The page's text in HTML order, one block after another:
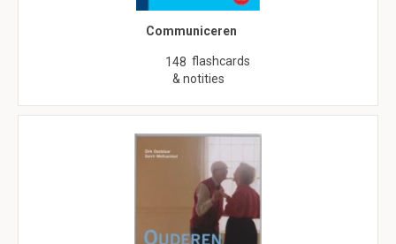
Communiceren
148 flashcards
& notities